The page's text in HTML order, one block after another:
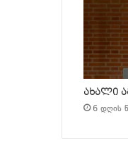
ახალი
6 დღის